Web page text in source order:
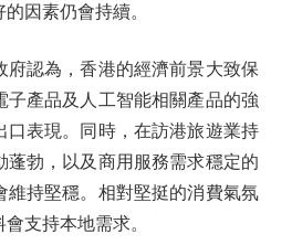
因素仍會持續。
認為，香港的經濟前景大致保
子產品及人工智能相關產品的強
口表現。同時，在訪港旅遊業持
蓬勃，以及商用服務需求穩定的
維持堅穩。相對堅挺的消費氣氛
支持本地需求。